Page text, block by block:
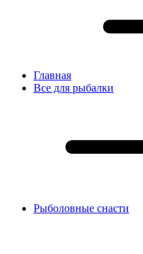
Главная
Все для рыбалки
Рыболовные снасти